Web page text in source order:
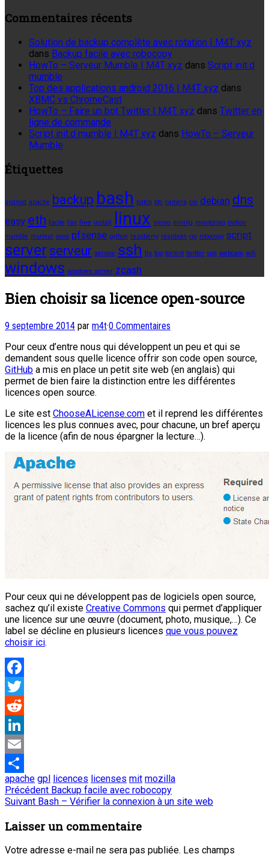
Commentaires récents
Solution de backup complète avec rotation | M4T xyz
dans Backup facile avec robocopy
HowTo – Serveur Mumble | M4T xyz dans Script init.d
mumble
Top des applications android 2016 | M4T xyz dans
XBMC vs ChromeCast
HowTo – Faire un bot Twitter | M4T xyz dans Twitter en
ligne de commande
Script init.d mumble | M4T xyz dans HowTo – Serveur
Mumble
Étiquettes
android apache backup bash batch btc caméra cm debian dns
easy eth facile fan free install linux memo mining monitoring motion
mumble murmur ovpn pfsense python raspberry raspbian rig robocopy script
server serveur service ssh tls top torrent twitter vpn webcam wifi
windows windows server zcash
Bien choisir sa licence open-source
9 septembre 2014 par m4t·0 Commentaires
Pour ceux d’entre nous qui développent un peu et qui se
demandent sous quelle licence offrir son code open source,
GitHub a mis en place un petit site web (en anglais) qui
permet de bien faire la distinction entre les différentes
licences open source.
Le site est ChooseALicense.com et il reprend les différentes
licences les plus connues avec, pour chacune, un bref aperçu
de la licence (afin de nous épargner la lecture…).
Pour ceux qui ne développent pas de logiciels open source,
sachez qu’il existe Creative Commons qui permet d’appliquer
une licence sur une œuvre (document, photo, musique,…). Ce
label se décline en plusieurs licences que vous pouvez
choisir ici.
Facebook
Twitter
Reddit
LinkedIn
Email
Partager
apache gpl licences licenses mit mozilla
Navigation
de
l’article
Précédent Article
précédent
Backup facile avec robocopy
Suivant Article
:
Bash – Vérifier la connexion à un site web
Laisser un commentaire
Votre adresse e-mail ne sera pas publiée. Les champs